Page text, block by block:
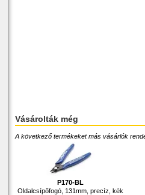
Vásárolták még
A következő termékeket más vásárlók
P170-BL
Oldalcsípőfogó, 131mm, precíz, kék